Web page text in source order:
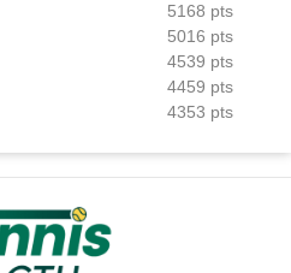
5168 pts
5016 pts
4539 pts
4459 pts
4353 pts